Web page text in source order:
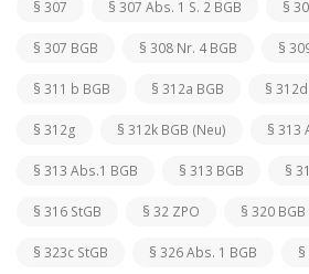
§ 307 § 307 Abs. 1 S. 2 BGB §
§ 307 BGB § 308 Nr. 4 BGB §
§ 311 b BGB § 312a BGB §
§ 312g § 312k BGB (Neu) § 313
§ 313 Abs.1 BGB § 313 BGB §
§ 316 StGB § 32 ZPO § 320 BGB
§ 323c StGB § 326 Abs. 1 BGB